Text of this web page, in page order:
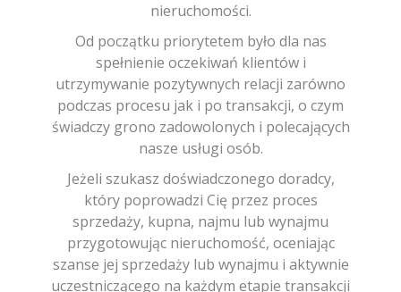
nieruchomości.
Od początku priorytetem było dla nas
spełnienie oczekiwań klientów i
utrzymywanie pozytywnych relacji zarówno
podczas procesu jak i po transakcji, o czym
świadczy grono zadowolonych i polecających
nasze usługi osób.
Jeżeli szukasz doświadczonego doradcy,
który poprowadzi Cię przez proces
sprzedaży, kupna, najmu lub wynajmu
przygotowując nieruchomość, oceniając
szanse jej sprzedaży lub wynajmu i aktywnie
uczestniczącego na każdym etapie transakcji